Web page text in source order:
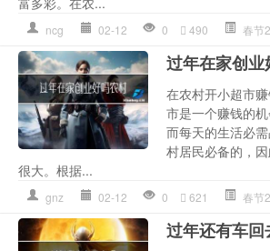
ncg 02-12 0 490 春节
过年在家创
在农村开小超市
市是一个赚钱的
而每天的生活必
村居民必备的，
很大。根据...
gnz 02-12 0 621 春节
过年还有车回